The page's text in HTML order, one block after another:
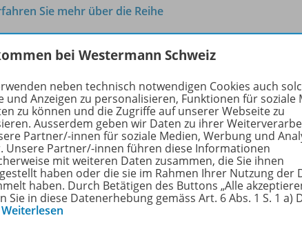
Sie mehr über die Reihe
miniLÜK-Set
Vorschule
miniLÜK-Schulranzen – Vorschule
bei Westermann Schweiz
neben technisch notwendigen Cookies auch
und Anzeigen zu personalisieren, Funktionen für soziale
zu können und die Zugriffe auf unserer Webseite zu
Ausserdem geben wir Daten zu ihrer
Partner/-innen für soziale Medien, Werbung und
Unsere Partner/-innen führen diese Informationen
mit weiteren Daten zusammen, die Sie ihnen
haben oder die sie im Rahmen Ihrer Nutzung der
haben. Durch Betätigen des Buttons „Alle
Sie in diese Datenerhebung gemäss Art. 6 Abs. 1 S. 1 a)
Weiterlesen